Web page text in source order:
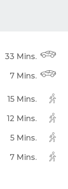
33 Mins.
7 Mins.
15 Mins.
12 Mins.
5 Mins.
7 Mins.